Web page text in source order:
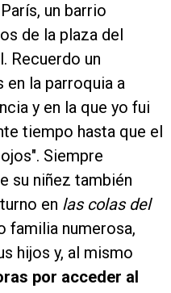
un barrio
de la plaza del
Recuerdo un
en la parroquia a
y en la que yo fui
tiempo hasta que el
Siempre
su niñez también
en las colas del
familia numerosa,
hijos y, al mismo
por acceder al